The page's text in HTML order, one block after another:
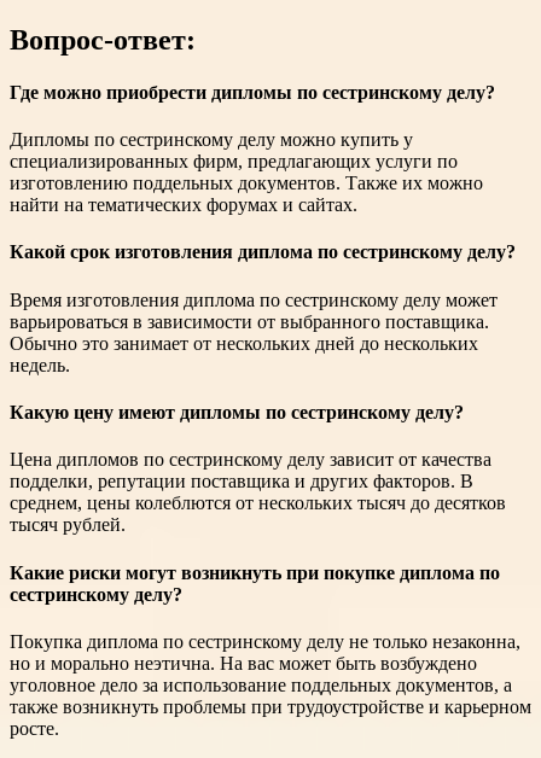
Вопрос-ответ:
Где можно приобрести дипломы по сестринскому делу?
Дипломы по сестринскому делу можно купить у
специализированных фирм, предлагающих услуги по
изготовлению поддельных документов. Также их можно
найти на тематических форумах и сайтах.
Какой срок изготовления диплома по сестринскому делу?
Время изготовления диплома по сестринскому делу может
варьироваться в зависимости от выбранного поставщика.
Обычно это занимает от нескольких дней до нескольких
недель.
Какую цену имеют дипломы по сестринскому делу?
Цена дипломов по сестринскому делу зависит от качества
подделки, репутации поставщика и других факторов. В
среднем, цены колеблются от нескольких тысяч до десятков
тысяч рублей.
Какие риски могут возникнуть при покупке диплома по
сестринскому делу?
Покупка диплома по сестринскому делу не только незаконна,
но и морально неэтична. На вас может быть возбуждено
уголовное дело за использование поддельных документов, а
также возникнуть проблемы при трудоустройстве и карьерном
росте.